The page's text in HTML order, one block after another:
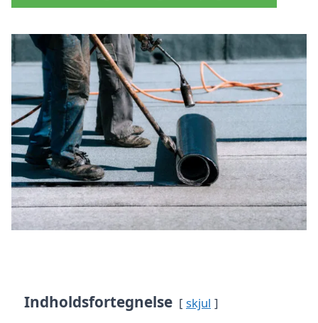
Indholdsfortegnelse skjul